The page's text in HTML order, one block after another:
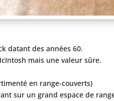
datant des années 60.
mais une valeur sûre.
en range-couverts)
sur un grand espace de